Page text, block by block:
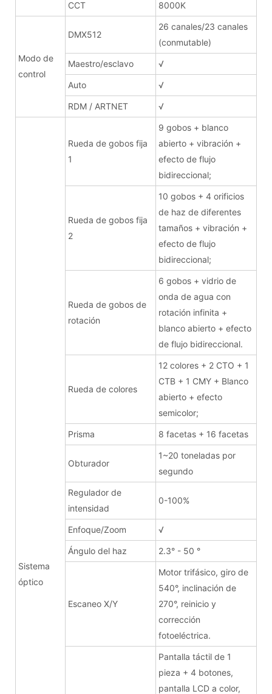
CCT 8000K
Modo de
control
DMX512
26 canales/23 canales
(conmutable)
Maestro/esclavo √
Auto √
RDM / ARTNET √
Sistema
óptico
Rueda de gobos fija
1
9 gobos + blanco
abierto + vibración +
efecto de flujo
bidireccional;
Rueda de gobos fija
2
10 gobos + 4 orificios
de haz de diferentes
tamaños + vibración +
efecto de flujo
bidireccional;
Rueda de gobos de
rotación
6 gobos + vidrio de
onda de agua con
rotación infinita +
blanco abierto + efecto
de flujo bidireccional.
Rueda de colores
12 colores + 2 CTO + 1
CTB + 1 CMY + Blanco
abierto + efecto
semicolor;
Prisma 8 facetas + 16 facetas
Obturador
1~20 toneladas por
segundo
Regulador de
intensidad
0-100%
Enfoque/Zoom √
Ángulo del haz 2.3° - 50 °
Escaneo X/Y
Motor trifásico, giro de
540°, inclinación de
270°, reinicio y
corrección
fotoeléctrica.
Pantalla táctil de 1
pieza + 4 botones,
pantalla LCD a color,